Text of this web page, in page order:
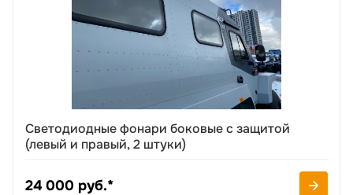
Светодиодные фонари боковые с защитой
(левый и правый, 2 штуки)
24 000 руб.*